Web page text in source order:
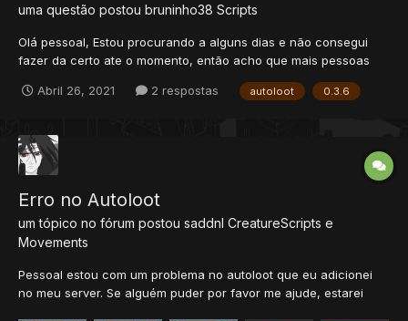
uma questão postou bruninho38 Scripts
Olá pessoal, Estou procurando a alguns dias e não consegui
fazer da certo ate o momento, então acho que mais pessoas
de poketibia tem um autoloot que é ativado assim que o monstro
Abril 26, 2021 2 respostas autoloot 0.3.6
Erro no Autoloot
um tópico no fórum postou saddnl CreatureScripts e
Movements
Pessoal estou com um problema no autoloot que eu adicionei
no meu server. Se alguém puder por favor me ajude, estarei